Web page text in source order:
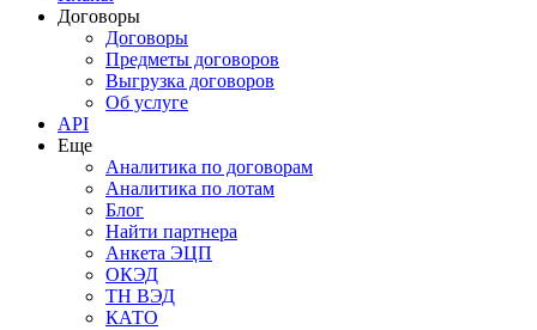
Договоры
Договоры
Предметы договоров
Выгрузка договоров
Об услуге
API
Еще
Аналитика по договорам
Аналитика по лотам
Блог
Найти партнера
Анкета ЭЦП
ОКЭД
ТН ВЭД
КАТО